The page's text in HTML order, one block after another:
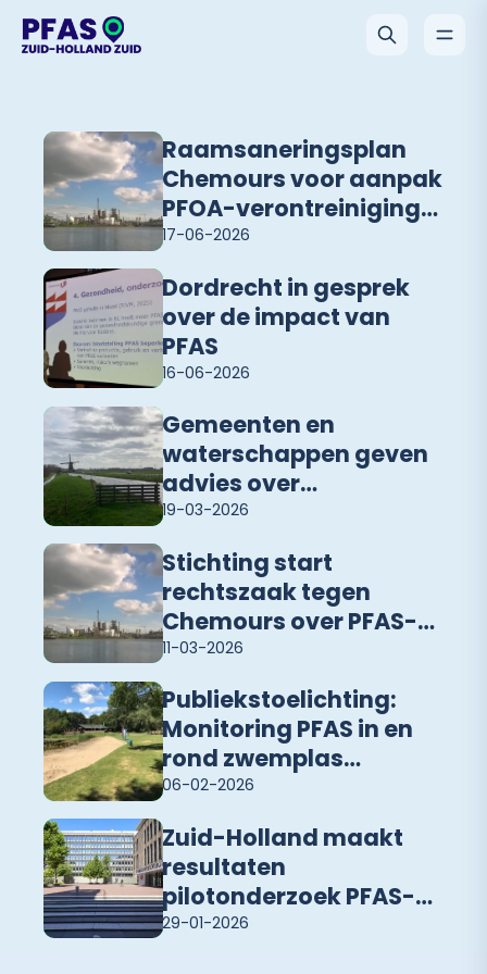
17-06-2026
Raamsaneringsplan
Chemours voor aanpak
PFOA-verontreiniging
in diep grondwater
16-06-2026
Dordrecht in gesprek
over de impact van
PFAS
19-03-2026
Gemeenten en
waterschappen geven
advies over
slootwatergebruik na
nieuwe PFAS-metingen
11-03-2026
Stichting start
rechtszaak tegen
Chemours over PFAS-
uitstoot in Dordrecht
06-02-2026
Publiekstoelichting:
Monitoring PFAS in en
rond zwemplas
Merwelanden,
resultaten seizoen
2024-2025
29-01-2026
Zuid-Holland maakt
resultaten
pilotonderzoek PFAS-
inventarisatie bekend